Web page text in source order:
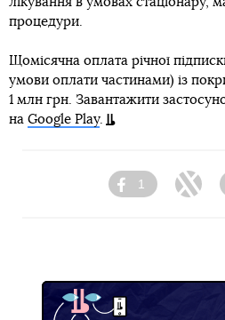
процедури.
Щомісячна оплата річної
умови оплати частинами) із
1 млн грн. Завантажити
на Google Play.
Facebook
1